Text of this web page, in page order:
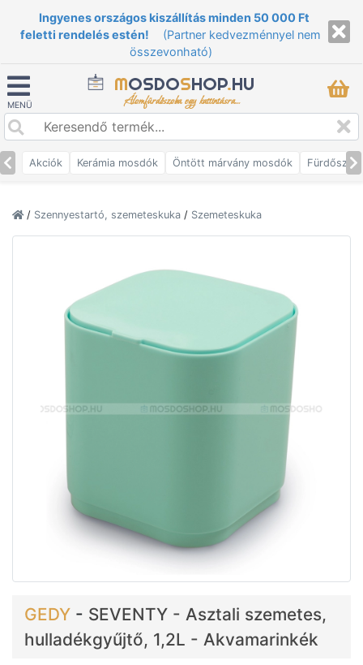
Ingyenes országos kiszállítás minden 50 000 Ft
feletti rendelés estén!
(Partner kedvezménnyel nem
összevonható)
MENÜ
MOSDOSHOP.HU
Álomfürdőszoba egy kattintásra...
Akciók Kerámia mosdók Öntött márvány mosdók
/ Szennyestartó, szemeteskuka / Szemeteskuka
GEDY - SEVENTY - Asztali szemetes,
hulladékgyűjtő, 1,2L - Akvamarinkék